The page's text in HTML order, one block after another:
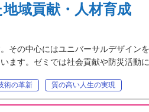
域貢献・人材育成
その中心にはユニバーサルデザイン
ます。ゼミでは社会貢献や防災活動
術の革新 質の高い人生の実現